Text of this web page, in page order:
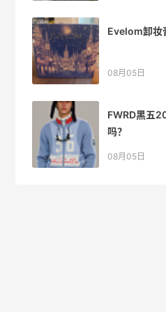
Evelom卸妆
08月05日
FWRD黑五
吗？
08月05日